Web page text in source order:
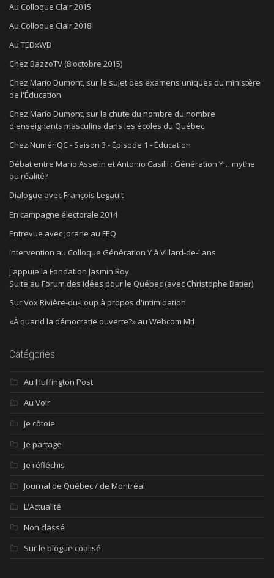
Au Colloque Clair 2015
Au Colloque Clair 2018
Au TEDxWB
Chez BazzoTV (8 octobre 2015)
Chez Mario Dumont, sur le sujet des examens uniques du ministère
de l'Éducation
Chez Mario Dumont, sur la chute du nombre du nombre
d'enseignants masculins dans les écoles du Québec
Chez NumériQC - Saison 3 - Épisode 1 - Éducation
Débat entre Mario Asselin et Antonio Casilli : Génération Y… mythe
ou réalité?
Dialogue avec François Legault
En campagne électorale 2014
Entrevue avec Jorane au FEQ
Intervention au Colloque Génération Y à Villard-de-Lans
J'appuie la Fondation Jasmin Roy
Suite au Forum des idées pour le Québec (avec Christophe Batier)
Sur Vox Rivière-du-Loup à propos d'intimidation
«À quand la démocratie ouverte?» au Webcom Mtl
Catégories
Au Huffington Post
Au Voir
Je côtoie
Je partage
Je réfléchis
Journal de Québec / de Montréal
L'Actualité
Non classé
Sur le blogue coalisé